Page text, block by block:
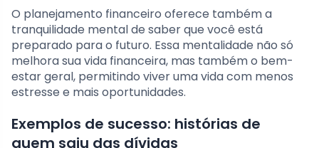
O planejamento financeiro oferece também a
tranquilidade mental de saber que você está
preparado para o futuro. Essa mentalidade não só
melhora sua vida financeira, mas também o bem-
estar geral, permitindo viver uma vida com menos
estresse e mais oportunidades.
Exemplos de sucesso: histórias de
quem saiu das dívidas